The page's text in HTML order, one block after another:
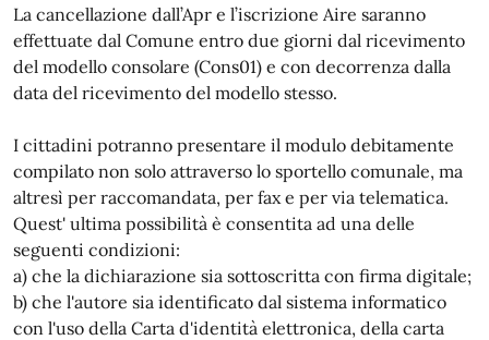
La cancellazione dall’Apr e l’iscrizione Aire saranno
effettuate dal Comune entro due giorni dal ricevimento
del modello consolare (Cons01) e con decorrenza dalla
data del ricevimento del modello stesso.
I cittadini potranno presentare il modulo debitamente
compilato non solo attraverso lo sportello comunale, ma
altresì per raccomandata, per fax e per via telematica.
Quest' ultima possibilità è consentita ad una delle
seguenti condizioni:
a) che la dichiarazione sia sottoscritta con firma digitale;
b) che l'autore sia identificato dal sistema informatico
con l'uso della Carta d'identità elettronica, della carta